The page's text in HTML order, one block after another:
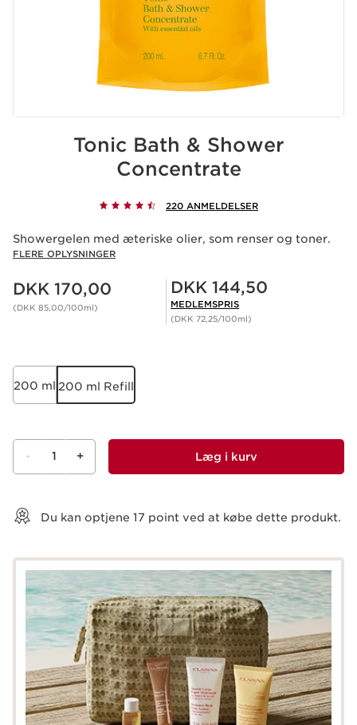
Tonic Bath & Shower
Concentrate
220 ANMELDELSER
Showergelen med æteriske olier, som renser og toner.
FLERE OPLYSNINGER
Nuværende pris DKK 170,00
DKK 170,00
(DKK 85,00/100ml)
Medlemspris DKK 144,50
DKK 144,50
MEDLEMSPRIS
(DKK 72,25/100ml)
200 ml 200 ml Refill
- 1 + Læg i kurv
Du kan optjene 17 point ved at købe dette produkt.